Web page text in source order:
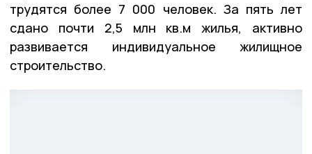
трудятся более 7 000 человек. За пять лет
сдано почти 2,5 млн кв.м жилья, активно
развивается индивидуальное жилищное
строительство.